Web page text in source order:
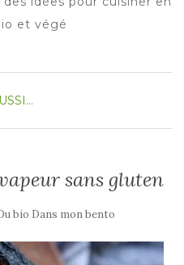
et végé
sans gluten
bio Dans mon bento